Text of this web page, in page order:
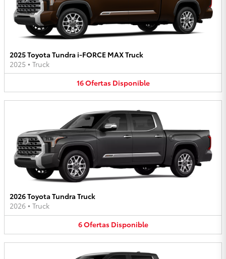
2025 Toyota Tundra i-FORCE MAX Truck
2025 • Truck
16Ofertas Disponible
2026 Toyota Tundra Truck
2026 • Truck
6Ofertas Disponible